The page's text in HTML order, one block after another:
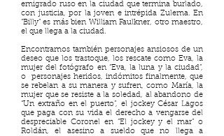
emigrado ruso en la ciudad que termina burlado,
con justicia, por la joven e intrépida Zulema. En
“Billy” es más bien William Faulkner, otro maestro,
el que llega a la ciudad.
Encontramos también personajes ansiosos de un
deseo que los trastoque, los rescate como Eva, la
mujer del fotógrafo en “Eva, la luna y la ciudad”,
o personajes heridos, indómitos finalmente, que
se rebelan a su manera y sufren, como María, la
mujer que se resiste a la soledad, al abandono de
“Un extraño en el puerto”, el jockey César Lagos
que paga con su vida el derecho a vengarse del
despreciable Coronel en “El jockey y el mar” o
Roldán, el asesino a sueldo que no llega a